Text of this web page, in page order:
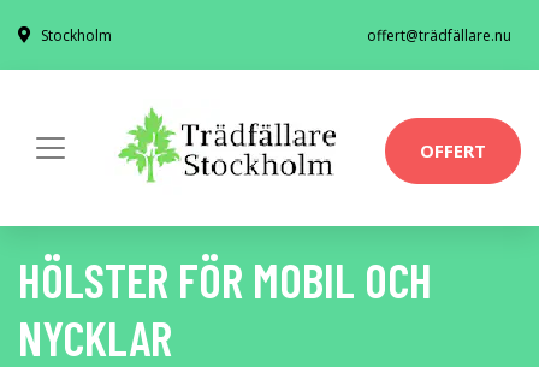
Stockholm offert@trädfällare.nu
OFFERT
HÖLSTER FÖR MOBIL OCH
NYCKLAR